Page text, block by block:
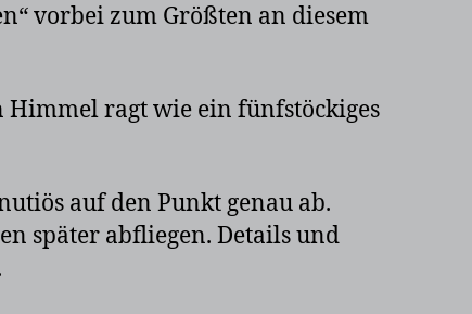
vorbei zum Größten an diesem
Himmel ragt wie ein fünfstöckiges
auf den Punkt genau ab.
später abfliegen. Details und